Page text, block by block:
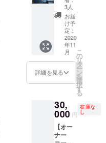
から
50km圏
内(圏外
は要相
談) ＊人
力車輸
送費・
件費込
み
様、お
じい
ちゃん
おばあ
ちゃん
にとっ
て思い
出の1日
になる
す。普
段の感
謝の気
持ちを
人力車
ス】1日
キッチ
ンカー
接客・
調理体
験(写真
&動画撮
影付き)
出来る
権利 商
品お渡
会計に
加え、
お飲み
物の作
成や
3人
お届
け予
定：
2020
年11
月
詳細を見る
こ
の
リ
タ
ー
ン
を
選
択
す
る
30,
000 円
在庫な
し
【オー
ナー